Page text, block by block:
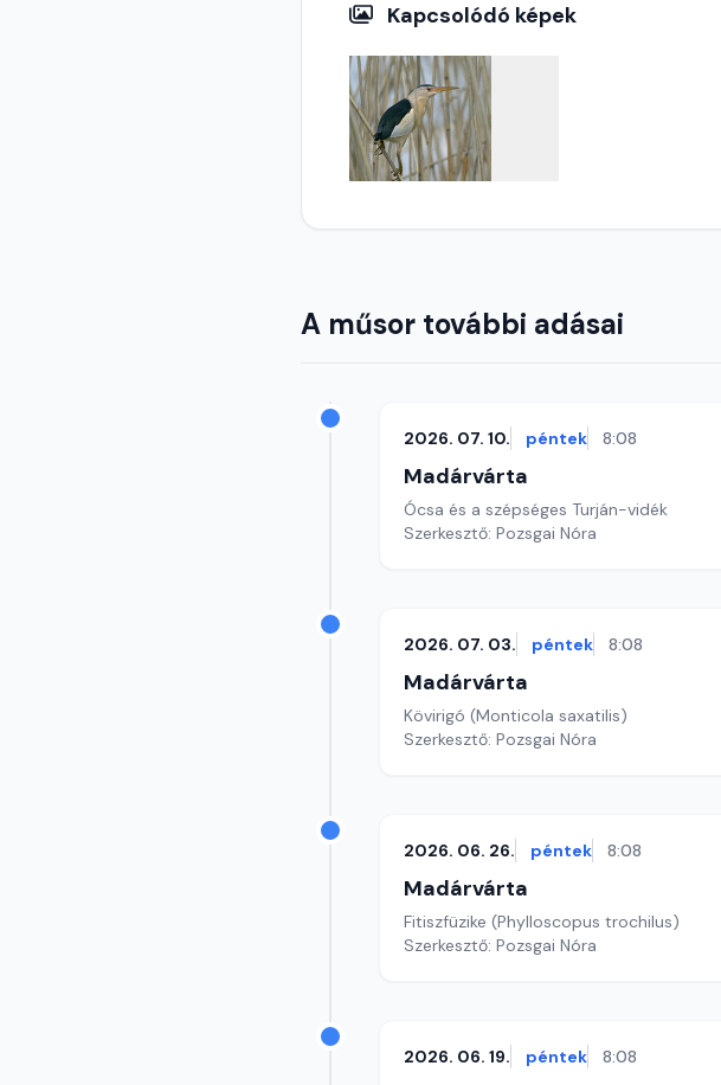
Kapcsolódó képek
A műsor további adásai
2026. 07. 10. péntek 8:08
Madárvárta
Ócsa és a szépséges Turján-vidék
Szerkesztő: Pozsgai Nóra
2026. 07. 03. péntek 8:08
Madárvárta
Kövirigó (Monticola saxatilis)
Szerkesztő: Pozsgai Nóra
2026. 06. 26. péntek 8:08
Madárvárta
Fitiszfüzike (Phylloscopus trochilus)
Szerkesztő: Pozsgai Nóra
2026. 06. 19. péntek 8:08